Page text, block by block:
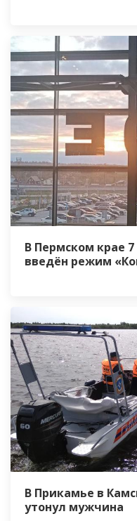
В Пермском крае 7
введён режим
В Прикамье в
утонул мужчина